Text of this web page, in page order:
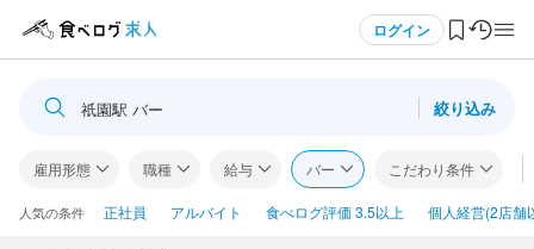
ログイン
食べログ求人TOP
祇園駅 バー 絞り込み
雇用形態 職種 給与 バー こだわり条件
人気の条件 正社員 アルバイト 食べログ評価 3.5以上 個人経営(2店舗